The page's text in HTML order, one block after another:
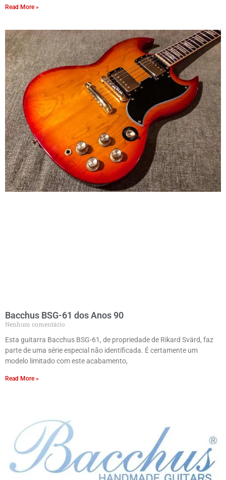
Read More »
Bacchus BSG-61 dos Anos 90
Nenhum comentário
Esta guitarra Bacchus BSG-61, de propriedade de Rikard Svärd, faz
parte de uma série especial não identificada. É certamente um
modelo limitado com este acabamento,
Read More »